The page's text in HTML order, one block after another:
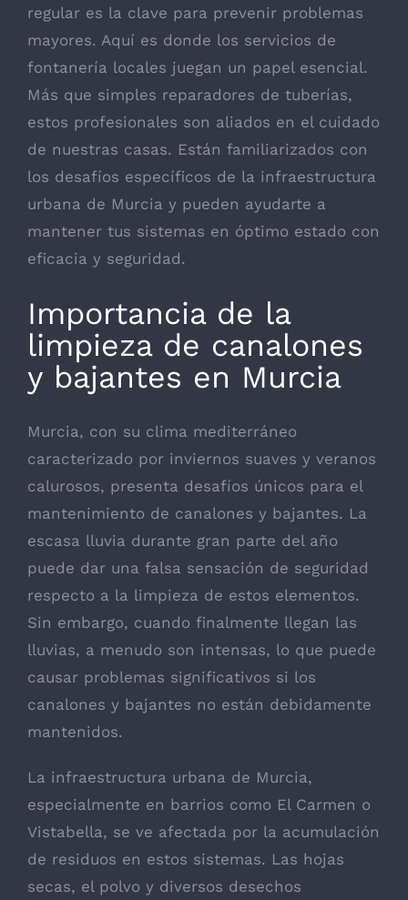
regular es la clave para prevenir problemas
mayores. Aquí es donde los servicios de
fontanería locales juegan un papel esencial.
Más que simples reparadores de tuberías,
estos profesionales son aliados en el cuidado
de nuestras casas. Están familiarizados con
los desafíos específicos de la infraestructura
urbana de Murcia y pueden ayudarte a
mantener tus sistemas en óptimo estado con
eficacia y seguridad.
Importancia de la
limpieza de canalones
y bajantes en Murcia
Murcia, con su clima mediterráneo
caracterizado por inviernos suaves y veranos
calurosos, presenta desafíos únicos para el
mantenimiento de canalones y bajantes. La
escasa lluvia durante gran parte del año
puede dar una falsa sensación de seguridad
respecto a la limpieza de estos elementos.
Sin embargo, cuando finalmente llegan las
lluvias, a menudo son intensas, lo que puede
causar problemas significativos si los
canalones y bajantes no están debidamente
mantenidos.
La infraestructura urbana de Murcia,
especialmente en barrios como El Carmen o
Vistabella, se ve afectada por la acumulación
de residuos en estos sistemas. Las hojas
secas, el polvo y diversos desechos